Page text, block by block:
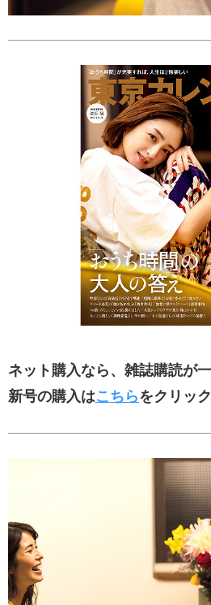
ネット購入なら、雑誌購読が
新号の購入はこちらをクリッ